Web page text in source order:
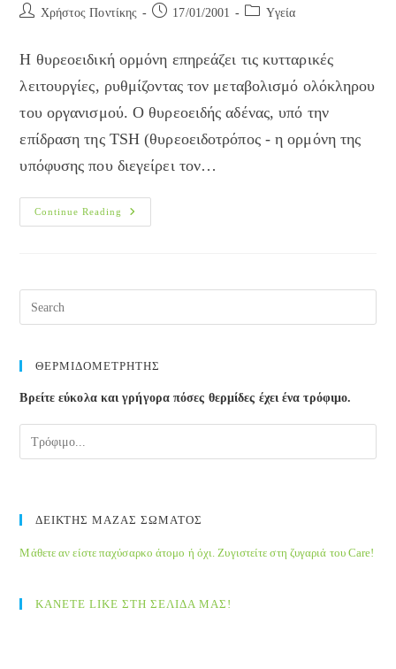
Post Χρήστος Ποντίκης
Post 17/01/2001
Post Yγεία
Η θυρεοειδική ορμόνη επηρεάζει τις κυτταρικές
λειτουργίες, ρυθμίζοντας τον μεταβολισμό ολόκληρου
του οργανισμού. Ο θυρεοειδής αδένας, υπό την
επίδραση της TSH (θυρεοειδοτρόπος - η ορμόνη της
υπόφυσης που διεγείρει τον…
Continue Reading
Γενικά
Για
Αδένα
ΘΕΡΜΙΔΟΜΕΤΡΗΤΗΣ
Βρείτε εύκολα και γρήγορα πόσες θερμίδες έχει ένα τρόφιμο.
ΔΕΙΚΤΗΣ ΜΑΖΑΣ ΣΩΜΑΤΟΣ
Μάθετε αν είστε παχύσαρκο άτομο ή όχι. Ζυγιστείτε στη ζυγαριά του Care!
ΚΑΝΕΤΕ LIKE ΣΤΗ ΣΕΛΙΔΑ ΜΑΣ!